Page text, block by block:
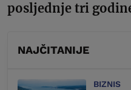
posljednje tri
NAJČITANIJE
BIZNIS